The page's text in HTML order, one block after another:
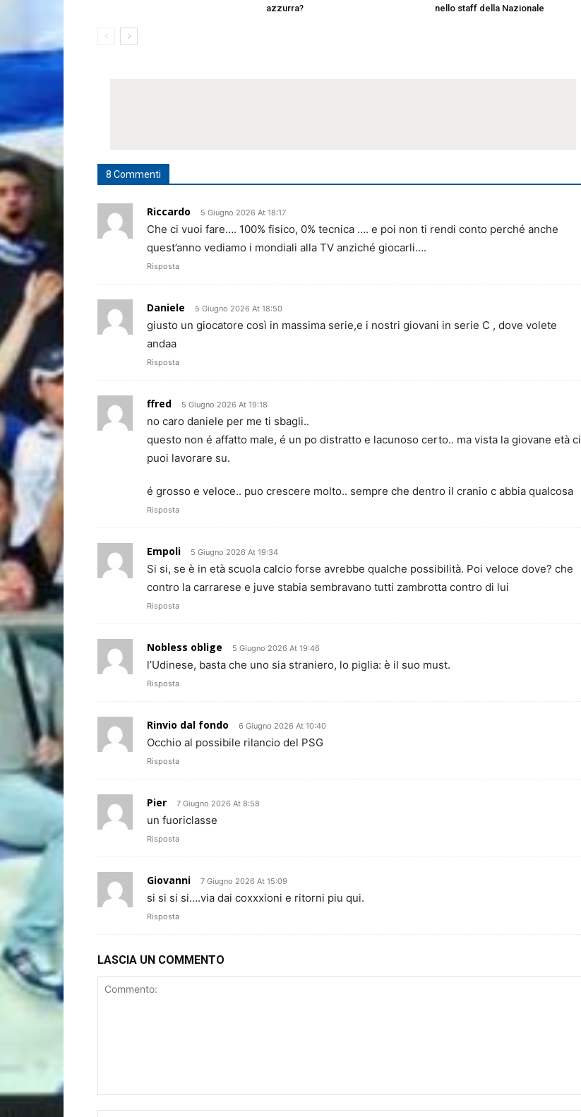
azzurra?
nello staff della Nazionale
8 Commenti
Riccardo 5 Giugno 2026 At 18:17
Che ci vuoi fare…. 100% fisico, 0% tecnica …. e poi non ti rendi conto perché anche
quest’anno vediamo i mondiali alla TV anziché giocarli….
Risposta
Daniele 5 Giugno 2026 At 18:50
giusto un giocatore così in massima serie,e i nostri giovani in serie C , dove volete
andaa
Risposta
ffred 5 Giugno 2026 At 19:18
no caro daniele per me ti sbagli..
questo non é affatto male, é un po distratto e lacunoso certo.. ma vista la giovane età ci
puoi lavorare su.
é grosso e veloce.. puo crescere molto.. sempre che dentro il cranio c abbia qualcosa
Risposta
Empoli 5 Giugno 2026 At 19:34
Si si, se è in età scuola calcio forse avrebbe qualche possibilità. Poi veloce dove? che
contro la carrarese e juve stabia sembravano tutti zambrotta contro di lui
Risposta
Nobless oblige 5 Giugno 2026 At 19:46
l’Udinese, basta che uno sia straniero, lo piglia: è il suo must.
Risposta
Rinvio dal fondo 6 Giugno 2026 At 10:40
Occhio al possibile rilancio del PSG
Risposta
Pier 7 Giugno 2026 At 8:58
un fuoriclasse
Risposta
Giovanni 7 Giugno 2026 At 15:09
si si si si….via dai coxxxioni e ritorni piu qui.
Risposta
LASCIA UN COMMENTO